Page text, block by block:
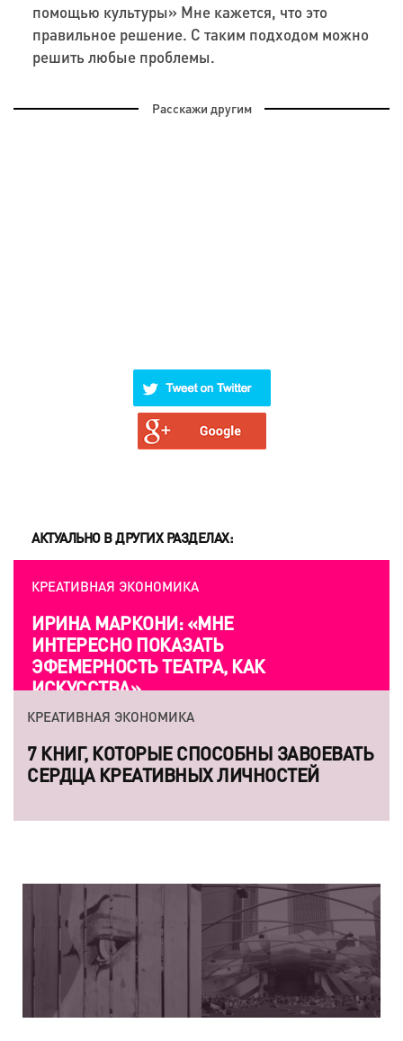
помощью культуры» Мне кажется, что это
правильное решение. С таким подходом можно
решить любые проблемы.
Расскажи другим
АКТУАЛЬНО В ДРУГИХ РАЗДЕЛАХ:
КРЕАТИВНАЯ ЭКОНОМИКА
ИРИНА МАРКОНИ: «МНЕ
ИНТЕРЕСНО ПОКАЗАТЬ
ЭФЕМЕРНОСТЬ ТЕАТРА, КАК
ИСКУССТВА»
КРЕАТИВНАЯ ЭКОНОМИКА
7 КНИГ, КОТОРЫЕ СПОСОБНЫ ЗАВОЕВАТЬ
СЕРДЦА КРЕАТИВНЫХ ЛИЧНОСТЕЙ